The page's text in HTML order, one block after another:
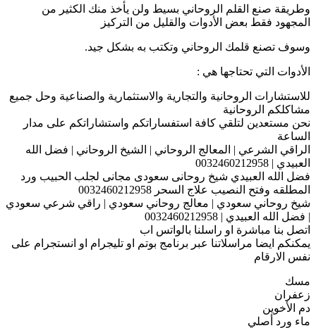
وطريقة صنع القلم الروحاني بسيط ولن يأخذ منك الكثير من
المجهود فقط بعض الأدوات والقليل من التركيز
وسوف تصنع قلمك الروحاني وتكتب به بشكل جيد.
الأدوات التي تحتاجها هي :
للاستشارات الروحانية والتجارية والاستثمارية والصناعية وحل جميع
مشاكلكم الروحانية
نحن مستعدين لتلقي كافة استفساراتكم واستشاراتكم على مدار
الساعة
الراقي الشرعي | المعالج الروحاني | الشيخ الروحاني | فضل الله
العبيدي | 0032460212958
فضل الله العبيدي شيخ روحانى سعودى مجانى لجلب الحبيب ورد
المطلقه وفتح النصيب علاج السحر 0032460212958
شيخ روحاني سعودي | معالج روحاني سعودي | راقي شرعي سعودي
| فضل الله العبيدي | 0032460212958
اتصل بنا مباشرة او راسلنا بالواتس اب
يمكنكم ايضا مراسلاتنا عبر برنامج بوتم او تليجرام او انستجرام على
نفس الارقام
مسك
زعفران
دم الأخوين
ماء ورد أصلي